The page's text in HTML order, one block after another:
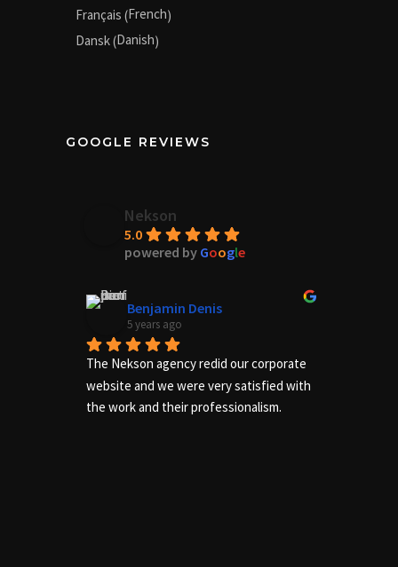
Français (French)
Dansk(Danish)
GOOGLE REVIEWS
Nekson
5.0
powered by Google
Benjamin Denis
5 years ago
The Nekson agency redid our corporate
website and we were very satisfied with
the work and their professionalism.